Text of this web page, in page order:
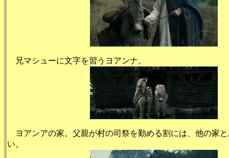
兄マシューに文字を習うヨアンナ。
ヨアンアの家。父親が村の司祭を勤める割には、他の家
い。